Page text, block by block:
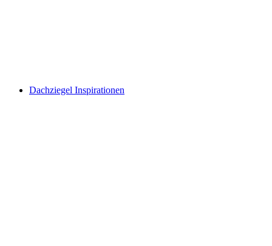
Dach­ziegel Inspira­tionen